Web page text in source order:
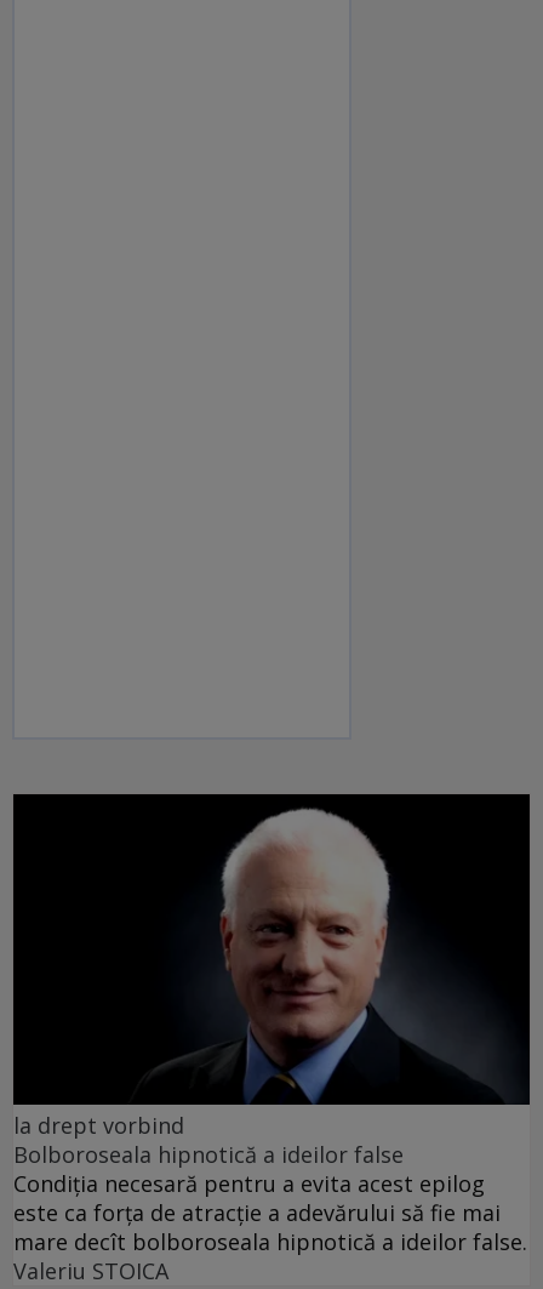
la drept vorbind
Bolboroseala hipnotică a ideilor false
Condiția necesară pentru a evita acest epilog
este ca forța de atracție a adevărului să fie mai
mare decît bolboroseala hipnotică a ideilor false.
Valeriu STOICA